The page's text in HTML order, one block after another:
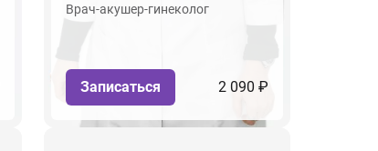
Врач-акушер-гинеколог
Записаться 2 090 ₽